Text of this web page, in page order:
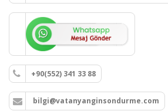
+90(552) 341 33 88
bilgi@vatanyanginsondurme.com